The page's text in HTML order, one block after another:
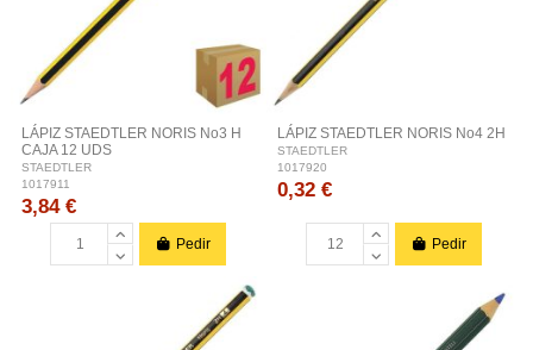
LÁPIZ STAEDTLER NORIS No3 H
CAJA 12 UDS
STAEDTLER
1017911
3,84 €
Pedir
LÁPIZ STAEDTLER NORIS No4 2H
STAEDTLER
1017920
0,32 €
Pedir